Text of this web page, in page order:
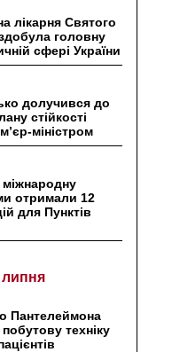
лікарня Святого
головну
сфері України
долучився до
стійкості
міністром
отримали 12
для Пунктів
липня
Пантелеймона
техніку